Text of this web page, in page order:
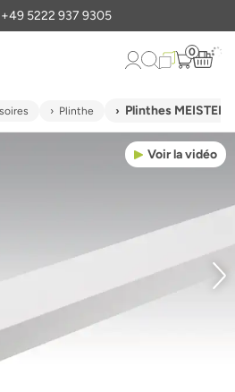
+49 5222 937 9305
0
Plinthe Plinthes
Voir la vidéo